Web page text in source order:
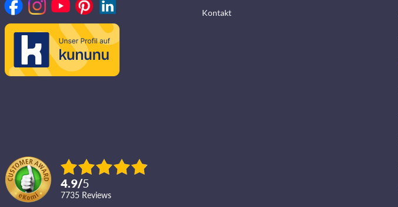
4.9/5
7735 reviews
Kontakt